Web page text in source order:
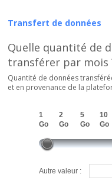
Transfert de données
Quelle quantité de
transférer par mois
Quantité de données
et en provenance de la
1
Go
2
Go
5
Go
10
Go
Autre valeur :